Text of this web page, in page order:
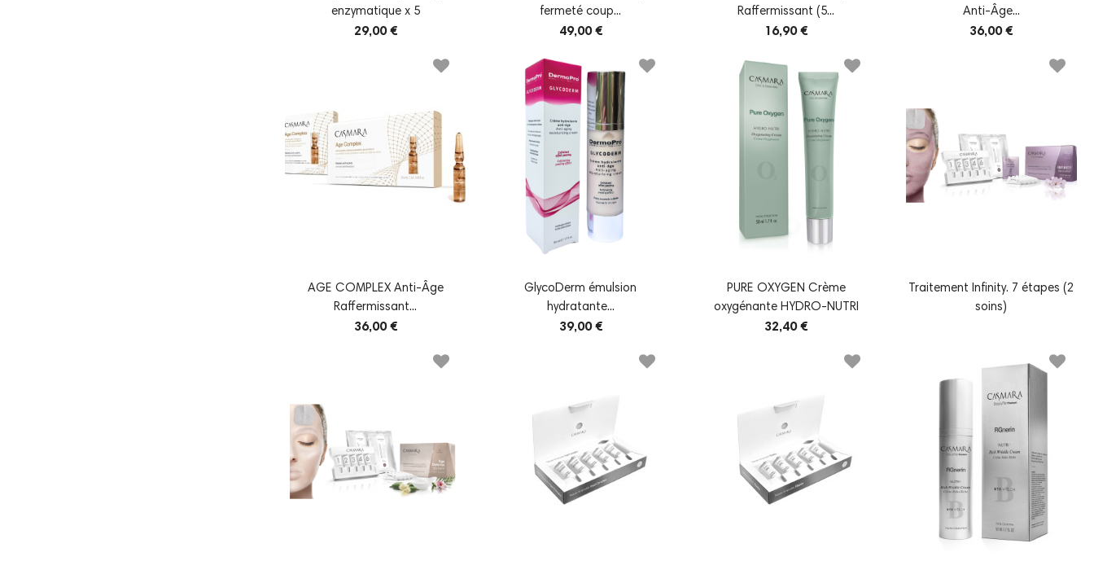
enzymatique x 5
29,00 €
fermeté coup...
49,00 €
Raffermissant (5...
16,90 €
Anti-Âge...
36,00 €
AGE COMPLEX Anti-Âge
Raffermissant...
36,00 €
GlycoDerm émulsion
hydratante...
39,00 €
PURE OXYGEN Crème
oxygénante HYDRO-NUTRI
32,40 €
Traitement Infinity. 7 étapes (2
soins)